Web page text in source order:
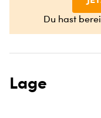
Du hast
Lage